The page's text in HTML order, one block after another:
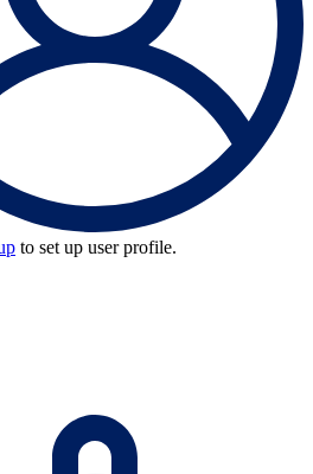
to set up user profile.